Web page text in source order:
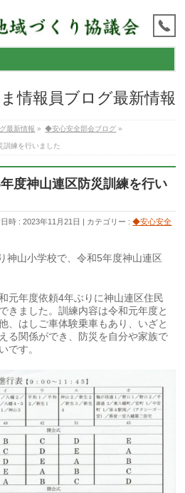
情報員ブログ最新情報
最新情報 » ◆安心安全部会ブログ »
訓練を行いました
度神山連区防災訓練を行い
時 : 2023年11月21日 カテゴリー :◆安心安全
神山小学校で、令和5年度神山連区
元年度依頼4年ぶりに神山連区住民
きました。訓練内容は令和元年度と
、はしご車体験乗車もあり、いざと
る関係ができ、防災を自分や家族で
です。